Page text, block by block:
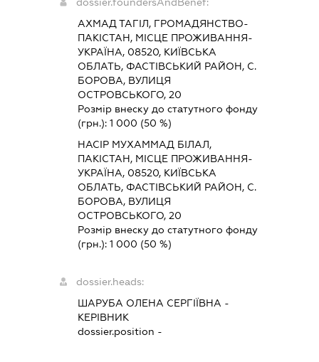
АХМАД ТАГІЛ, ГРОМАДЯНСТВО-
ПАКІСТАН, МІСЦЕ ПРОЖИВАННЯ-
УКРАЇНА, 08520, КИЇВСЬКА
ОБЛАТЬ, ФАСТІВСЬКИЙ РАЙОН, С.
БОРОВА, ВУЛИЦЯ
ОСТРОВСЬКОГО, 20
Розмір внеску до статутного фонду
(грн.): 1 000 (50 %)
НАСІР МУХАММАД БІЛАЛ,
ПАКІСТАН, МІСЦЕ ПРОЖИВАННЯ-
УКРАЇНА, 08520, КИЇВСЬКА
ОБЛАТЬ, ФАСТІВСЬКИЙ РАЙОН, С.
БОРОВА, ВУЛИЦЯ
ОСТРОВСЬКОГО, 20
Розмір внеску до статутного фонду
(грн.): 1 000 (50 %)
dossier.heads:
ШАРУБА ОЛЕНА СЕРГІЇВНА -
КЕРІВНИК
dossier.position -